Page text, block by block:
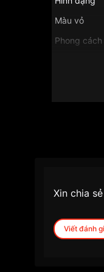
Màu vỏ
Phong cách
Xin chia
Viết đánh